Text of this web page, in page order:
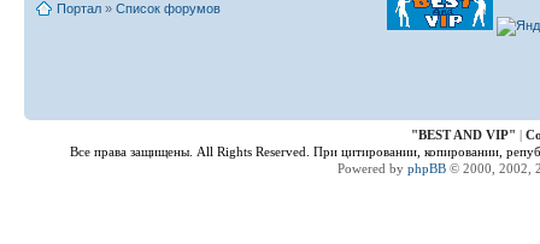
Портал » Список форумов
"BEST AND VIP" |
Все права защищены. All Rights Reserved. При цитировании, копировании,
Powered by phpBB © 2000, 2002,